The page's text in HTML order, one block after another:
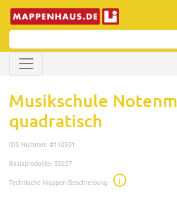
Musikschule
quadratisch
IDS Nummer: #110501
Basisprodukte: 50257
Technische Mappen Beschreibung
i